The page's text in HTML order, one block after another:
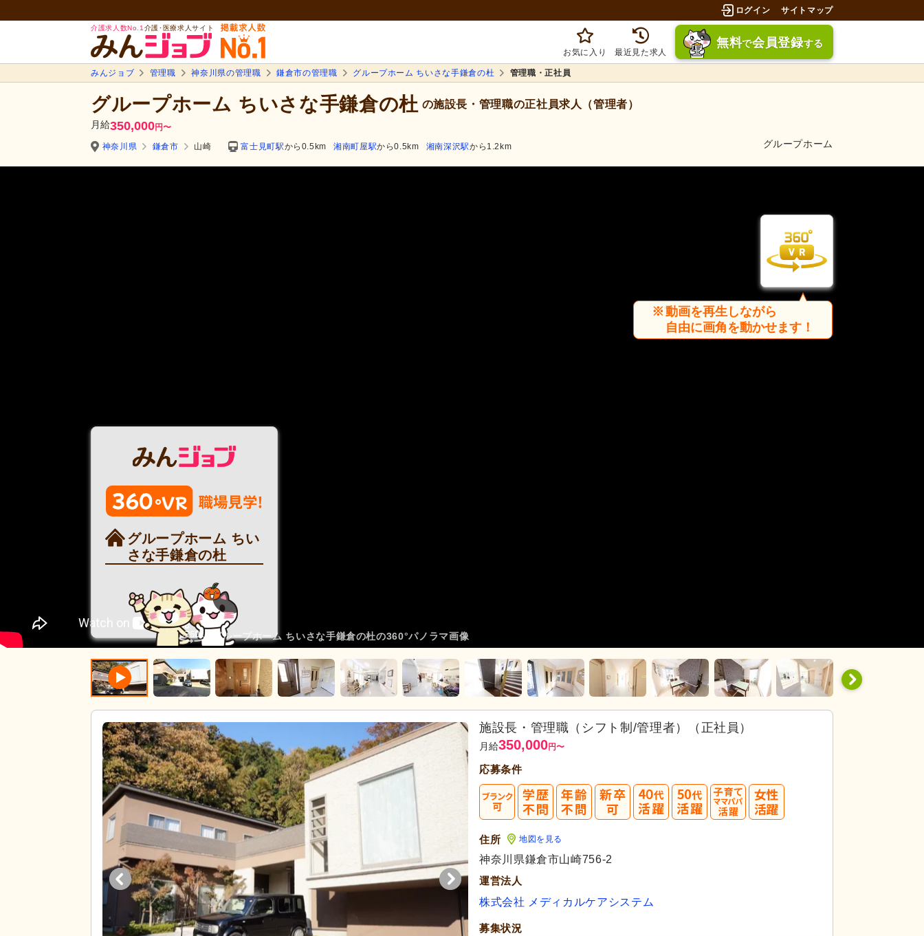
ログイン サイトマップ
介護求人数No.1 介護･医療求人サイト
お気に入り 最近見た求人
無料で会員登録する
みんジョブ 管理職 神奈川県の管理職 鎌倉市の管理職 グループホーム ちいさな手鎌倉の杜 管理職・正社員
グループホーム ちいさな手鎌倉の杜 の施設長・管理職の正社員求人（管理者）
月給350,000円〜
グループホーム
神奈川県 鎌倉市 山崎 富士見町駅から0.5km 湘南町屋駅から0.5km 湘南深沢駅から1.2km
グループホーム ちい
さな手鎌倉の杜
動画を再生しながら
自由に画角を動かせます！
グループホーム ちいさな手鎌倉の杜の360°パノラマ画像
施設長・管理職（シフト制/管理者）（正社員）
月給350,000円〜
応募条件
住所 地図を見る
神奈川県鎌倉市山崎756-2
運営法人
株式会社 メディカルケアシステム
募集状況